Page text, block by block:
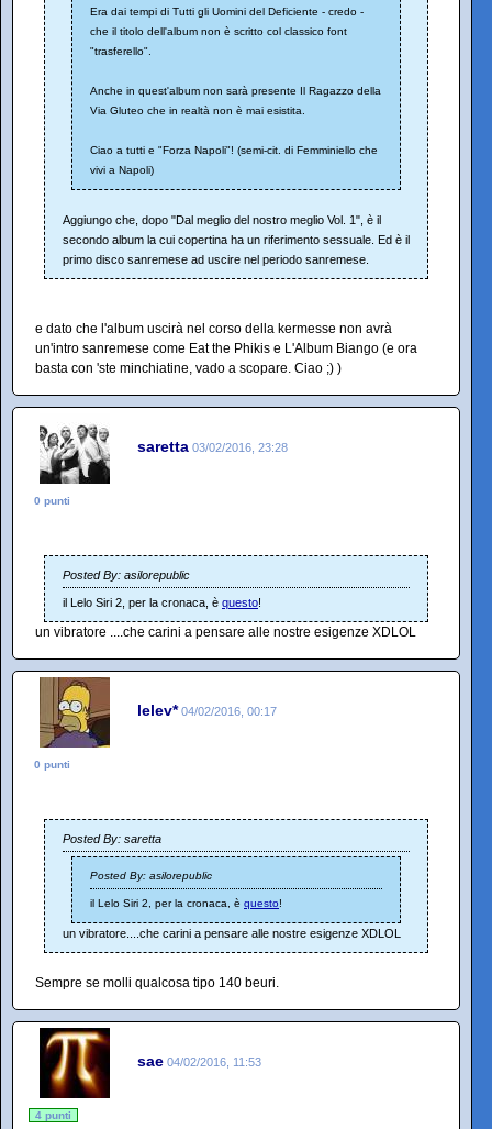
Era dai tempi di Tutti gli Uomini del Deficiente - credo -
che il titolo dell'album non è scritto col classico font
"trasferello".
Anche in quest'album non sarà presente Il Ragazzo della
Via Gluteo che in realtà non è mai esistita.
Ciao a tutti e "Forza Napoli"! (semi-cit. di Femminiello che
vivi a Napoli)
Aggiungo che, dopo "Dal meglio del nostro meglio Vol. 1", è il
secondo album la cui copertina ha un riferimento sessuale. Ed è il
primo disco sanremese ad uscire nel periodo sanremese.
e dato che l'album uscirà nel corso della kermesse non avrà
un'intro sanremese come Eat the Phikis e L'Album Biango (e ora
basta con 'ste minchiatine, vado a scopare. Ciao ;) )
saretta 03/02/2016, 23:28
0 punti
Posted By: asilorepublic
il Lelo Siri 2, per la cronaca, è questo!
un vibratore ....che carini a pensare alle nostre esigenze XDLOL
lelev* 04/02/2016, 00:17
0 punti
Posted By: saretta
Posted By: asilorepublic
il Lelo Siri 2, per la cronaca, è questo!
un vibratore....che carini a pensare alle nostre esigenze XDLOL
Sempre se molli qualcosa tipo 140 beuri.
sae 04/02/2016, 11:53
4 punti